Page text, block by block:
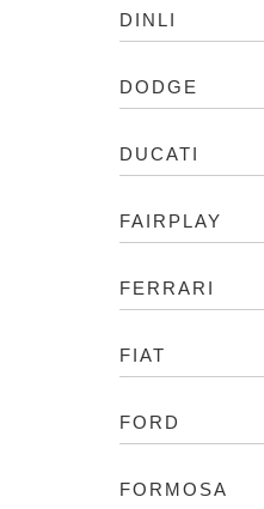
DINLI
DODGE
DUCATI
FAIRPLAY
FERRARI
FIAT
FORD
FORMOSA